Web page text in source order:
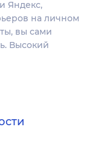
Яндекс,
на личном
вы сами
Высокий